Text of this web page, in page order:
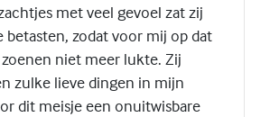
met veel gevoel zat zij
betasten, zodat voor mij op dat
niet meer lukte. Zij
zulke lieve dingen in mijn
dit meisje een onuitwisbare